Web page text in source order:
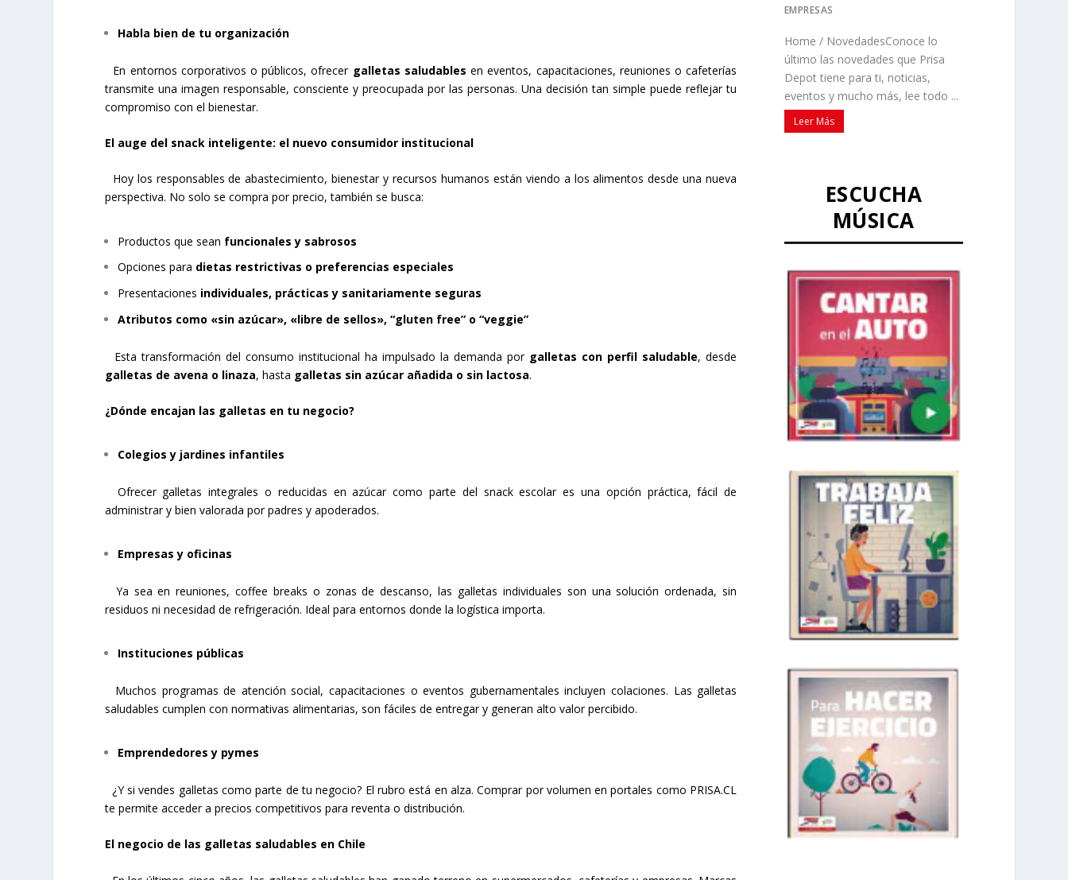
Habla bien de tu organización
En entornos corporativos o públicos, ofrecer galletas saludablesen eventos, capacitaciones, reuniones o cafeterías
transmite una imagen responsable, consciente y preocupada por las personas. Una decisión tan simple puede reflejar tu
compromiso con el bienestar.
El auge del snack inteligente: el nuevo consumidor institucional
Hoy los responsables de abastecimiento, bienestar y recursos humanos están viendo a los alimentos desde una nueva
perspectiva. No solo se compra por precio, también se busca:
Productos que sean funcionales y sabrosos
Opciones para dietas restrictivas o preferencias especiales
Presentaciones individuales, prácticas y sanitariamente seguras
Atributos como «sin azúcar», «libre de sellos», “gluten free” o “veggie”
Esta transformación del consumo institucional ha impulsado la demanda por galletas con perfil saludable, desde
galletas de avena o linaza, hasta galletas sin azúcar añadida o sin lactosa.
¿Dónde encajan las galletas en tu negocio?
Colegios y jardines infantiles
Ofrecer galletas integrales o reducidas en azúcar como parte del snack escolar es una opción práctica, fácil de
administrar y bien valorada por padres y apoderados.
Empresas y oficinas
Ya sea en reuniones, coffee breaks o zonas de descanso, las galletas individuales son una solución ordenada, sin
residuos ni necesidad de refrigeración. Ideal para entornos donde la logística importa.
Instituciones públicas
Muchos programas de atención social, capacitaciones o eventos gubernamentales incluyen colaciones. Las galletas
saludables cumplen con normativas alimentarias, son fáciles de entregar y generan alto valor percibido.
Emprendedores y pymes
¿Y si vendes galletas como parte de tu negocio? El rubro está en alza. Comprar por volumen en portales como PRISA.CL
te permite acceder a precios competitivos para reventa o distribución.
El negocio de las galletas saludables en Chile
EMPRESAS
Home / NovedadesConoce lo
último las novedades que Prisa
Depot tiene para ti, noticias,
eventos y mucho más, lee todo ...
Leer Más
ESCUCHA
MÚSICA